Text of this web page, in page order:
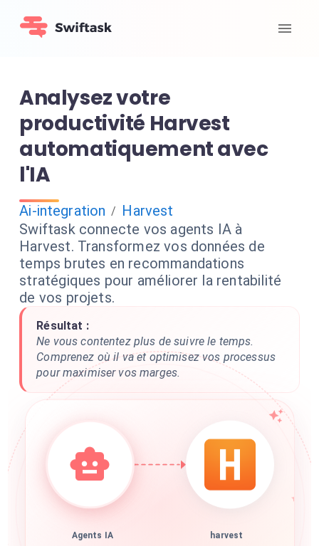
Analysez votre
productivité Harvest
automatiquement avec
l'IA
Ai-integration / Harvest
Swiftask connecte vos agents IA à
Harvest. Transformez vos données de
temps brutes en recommandations
stratégiques pour améliorer la rentabilité
de vos projets.
Résultat :
Ne vous contentez plus de suivre le temps.
Comprenez où il va et optimisez vos processus
pour maximiser vos marges.
Agents IA harvest